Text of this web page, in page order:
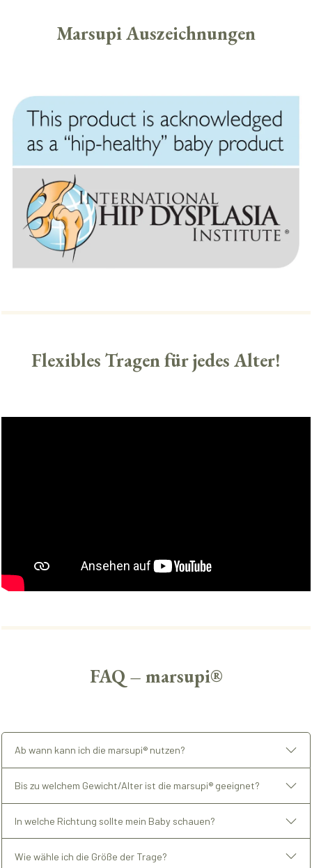
Marsupi Auszeichnungen
Flexibles Tragen für jedes Alter!
FAQ – marsupi®
Ab wann kann ich die marsupi® nutzen?
Bis zu welchem Gewicht/Alter ist die marsupi® geeignet?
In welche Richtung sollte mein Baby schauen?
Wie wähle ich die Größe der Trage?